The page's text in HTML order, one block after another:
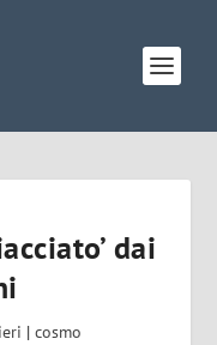
dai
| cosmo